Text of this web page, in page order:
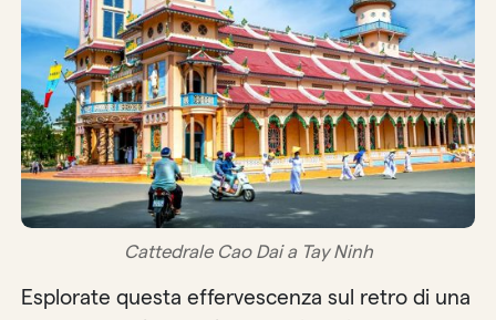
Cattedrale Cao Dai a Tay Ninh
Esplorate questa effervescenza sul retro di una